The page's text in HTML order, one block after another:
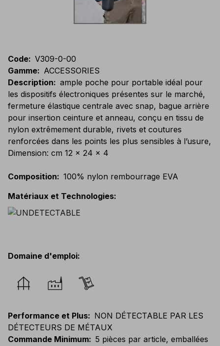
Code: V309-0-00
Gamme: ACCESSORIES
Description: ample poche pour portable idéal pour
les dispositifs électroniques présentes sur le marché,
fermeture élastique centrale avec snap, bague arrière
pour insertion ceinture et anneau, conçu en tissu de
nylon extrêmement durable, rivets et coutures
renforcées dans les points les plus sensibles à l’usure,
Dimension: cm 12 x 24 x 4
Composition: 100% nylon rembourrage EVA
Matériaux et Technologies:
Domaine d'emploi:
Performance et Plus: NON DÉTECTABLE PAR LES
DÉTECTEURS DE MÉTAUX
Commande Minimum: 5 pièces par article, emballées